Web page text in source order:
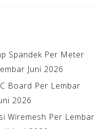
Spandek Per Meter
Juni 2026
Board Per Lembar
2026
Wiremesh Per Lembar